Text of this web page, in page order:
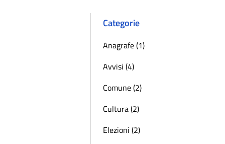
Categorie
Anagrafe (1)
Avvisi (4)
Comune (2)
Cultura (2)
Elezioni (2)